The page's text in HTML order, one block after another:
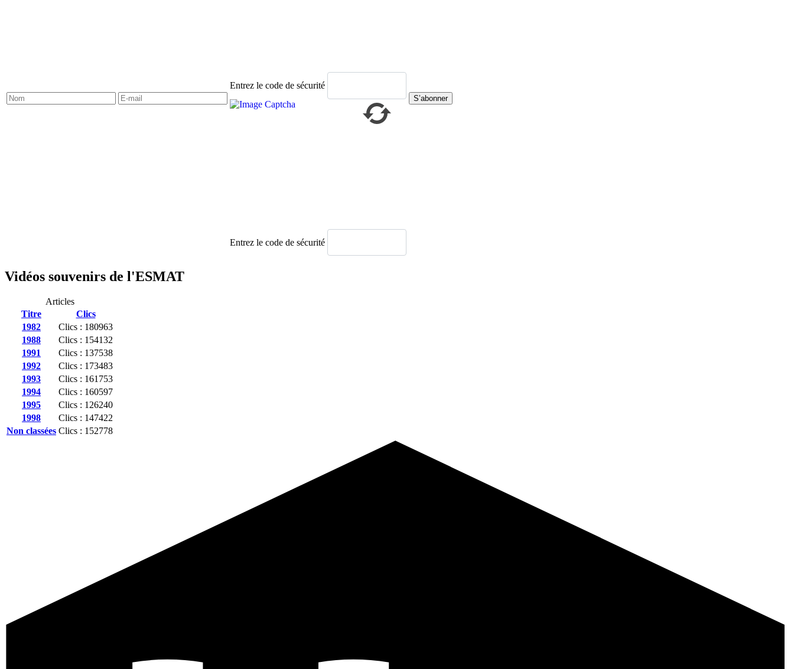
Entrez le code de sécurité
Entrez le code de sécurité
S’abonner
Vidéos souvenirs de l'ESMAT
Articles
Titre
Clics
1982
Clics : 180963
1988
Clics : 154132
1991
Clics : 137538
1992
Clics : 173483
1993
Clics : 161753
1994
Clics : 160597
1995
Clics : 126240
1998
Clics : 147422
Non classées Clics : 152778